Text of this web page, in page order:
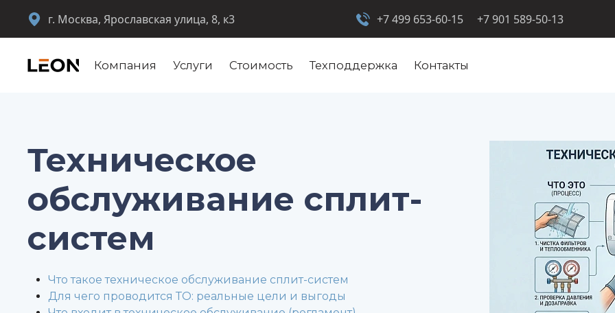
г. Москва, Ярославская улица, 8, к3 +7 499 653-60-15 +7 901 589-50-13
Компания Услуги Стоимость Техподдержка Контакты
Техническое
обслуживание сплит-
систем
Что такое техническое обслуживание сплит-систем
Для чего проводится ТО: реальные цели и выгоды